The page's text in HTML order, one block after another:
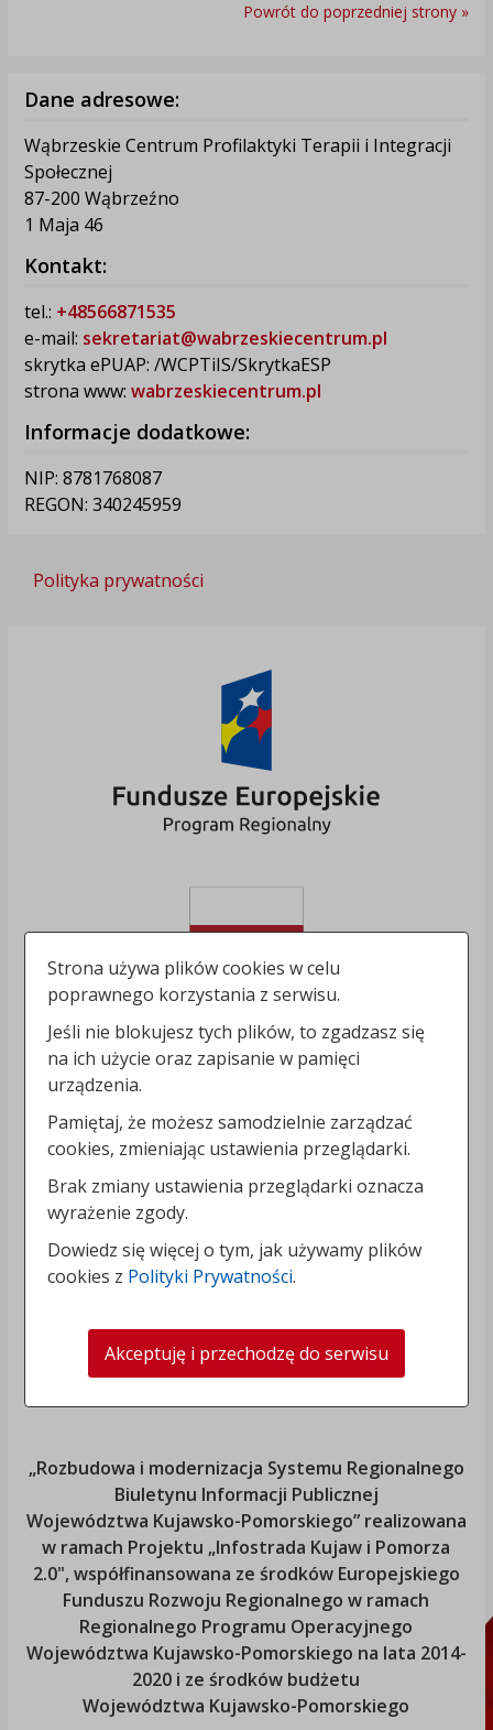
Powrót do poprzedniej strony »
Dane adresowe:
Wąbrzeskie Centrum Profilaktyki Terapii i Integracji
Społecznej
87-200 Wąbrzeźno
1 Maja 46
Kontakt:
tel.: +48566871535
e-mail: sekretariat@wabrzeskiecentrum.pl
skrytka ePUAP: /WCPTiIS/SkrytkaESP
strona www: wabrzeskiecentrum.pl
Informacje dodatkowe:
NIP: 8781768087
REGON: 340245959
Polityka prywatności
„Rozbudowa i modernizacja Systemu Regionalnego
Biuletynu Informacji Publicznej
Województwa Kujawsko-Pomorskiego” realizowana
w ramach Projektu „Infostrada Kujaw i Pomorza
2.0", współfinansowana ze środków Europejskiego
Funduszu Rozwoju Regionalnego w ramach
Regionalnego Programu Operacyjnego
Województwa Kujawsko-Pomorskiego na lata 2014-
2020 i ze środków budżetu
Województwa Kujawsko-Pomorskiego
Strona używa plików cookies w celu
poprawnego korzystania z serwisu.
Jeśli nie blokujesz tych plików, to zgadzasz się
na ich użycie oraz zapisanie w pamięci
urządzenia.
Pamiętaj, że możesz samodzielnie zarządzać
cookies, zmieniając ustawienia przeglądarki.
Brak zmiany ustawienia przeglądarki oznacza
wyrażenie zgody.
Dowiedz się więcej o tym, jak używamy plików
cookies z Polityki Prywatności.
Akceptuję i przechodzę do serwisu